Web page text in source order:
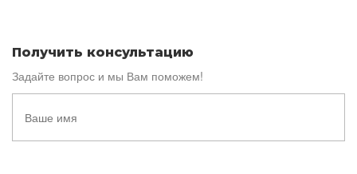
Получить консультацию
Задайте вопрос и мы Вам поможем!